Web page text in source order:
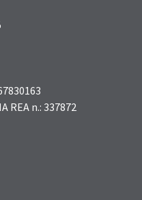
REA n.: 337872